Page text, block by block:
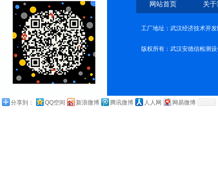
网站首页 关
工厂地址：武汉经济技术开
版权所有：武汉安德信检测
分享到： QQ空间 新浪微博 腾讯微博 人人网 网易微博